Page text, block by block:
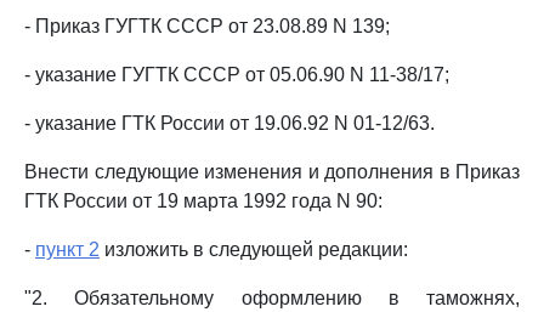
- Приказ ГУГТК СССР от 23.08.89 N 139;
- указание ГУГТК СССР от 05.06.90 N 11-38/17;
- указание ГТК России от 19.06.92 N 01-12/63.
Внести следующие изменения и дополнения в Приказ
ГТК России от 19 марта 1992 года N 90:
- пункт 2 изложить в следующей редакции:
"2. Обязательному оформлению в таможнях,